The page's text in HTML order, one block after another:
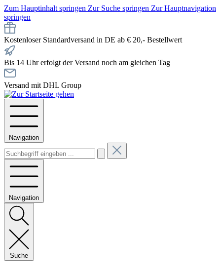
Zum Hauptinhalt springen Zur Suche springen Zur Hauptnavigation
springen
Kostenloser Standardversand in DE ab € 20,- Bestellwert
Bis 14 Uhr erfolgt der Versand noch am gleichen Tag
Versand mit DHL Group
Navigation
Navigation
Suche